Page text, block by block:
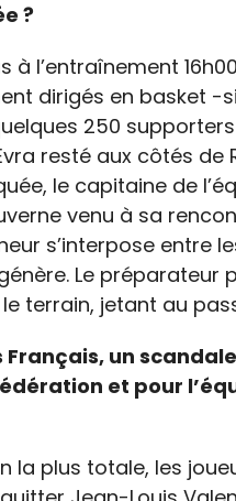
?
à l’entraînement
dirigés en basket -
250
resté aux côtés de
le capitaine de
venu à sa
s’interpose entre
Le préparateur
terrain, jetant au
un
et pour
la plus totale, les